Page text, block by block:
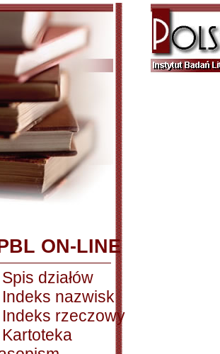
ON-LINE
Spis działów
Indeks nazwisk
Indeks rzeczowy
Kartoteka